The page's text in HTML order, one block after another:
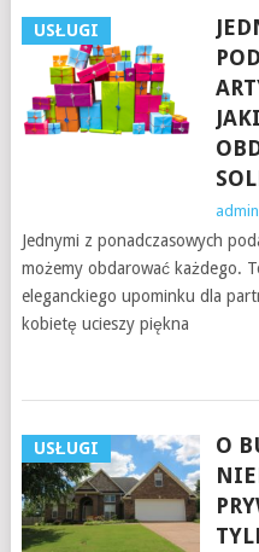
USŁUGI
admin
Jednymi z ponadczasowych
możemy obdarować każdego.
eleganckiego upominku dla
kobietę ucieszy piękna
USŁUGI
O